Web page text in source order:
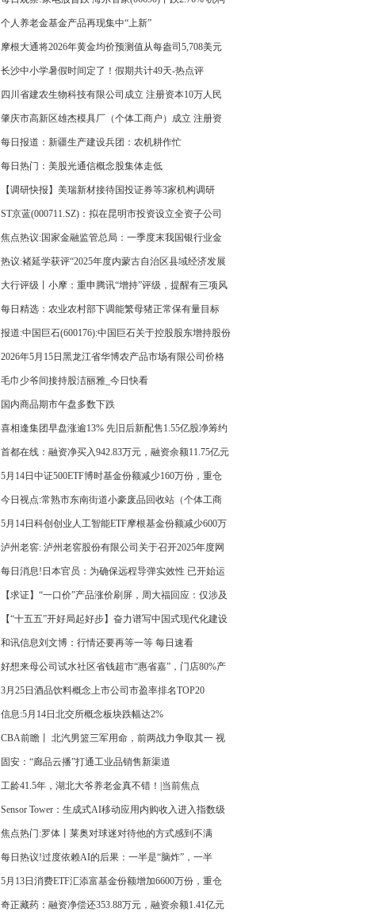
指主要家电品类4月线上销售持续承压
个人养老金基金产品再现集中“上新”
摩根大通将2026年黄金均价预测值从每盎司5,708美元
下调至5,243美元 今亮点
长沙中小学暑假时间定了！假期共计49天-热点评
四川省建农生物科技有限公司成立 注册资本10万人民
币|每日关注
肇庆市高新区雄杰模具厂（个体工商户）成立 注册资
本6万人民币
每日报道：新疆生产建设兵团：农机耕作忙
每日热门：美股光通信概念股集体走低
【调研快报】美瑞新材接待国投证券等3家机构调研
ST京蓝(000711.SZ)：拟在昆明市投资设立全资子公司
焦点热议:国家金融监管总局：一季度末我国银行业金
融机构本外币资产总额494.7万亿元 同比增长8%
热议:褚延学获评“2025年度内蒙古自治区县域经济发展
先进个人”
大行评级丨小摩：重申腾讯“增持”评级，提醒有三项风
险值得留意 观察
每日精选：农业农村部下调能繁母猪正常保有量目标
报道:中国巨石(600176):中国巨石关于控股股东增持股份
结果
2026年5月15日黑龙江省华博农产品市场有限公司价格
行情
毛巾少爷间接持股洁丽雅_今日快看
国内商品期市午盘多数下跌
喜相逢集团早盘涨逾13% 先旧后新配售1.55亿股净筹约
1.26亿港元
首都在线：融资净买入942.83万元，融资余额11.75亿元
5月14日中证500ETF博时基金份额减少160万份，重仓
股亨通光电、赤峰黄金、佰维存储 速递
今日视点:常熟市东南街道小豪废品回收站（个体工商
户）成立 注册资本1万人民币
5月14日科创创业人工智能ETF摩根基金份额减少600万
份，重仓股新易盛、澜起科技、中际旭创 每日短讯
泸州老窖: 泸州老窖股份有限公司关于召开2025年度网
上业绩说明会的公告|焦点快播
每日消息!日本官员：为确保远程导弹实效性 已开始运
行“卫星星座”
【求证】“一口价”产品涨价刷屏，周大福回应：仅涉及
极小部分产品 今日热议
【“十五五”开好局起好步】奋力谱写中国式现代化建设
四川新篇章 接续奋斗 开创云南发展新局​面
和讯信息刘文博：行情还要再等一等 每日速看
好想来母公司试水社区省钱超市“惠省嘉”，门店80%产
品为自有品牌-最新资讯
3月25日酒品饮料概念上市公司市盈率排名TOP20
信息:5月14日北交所概念板块跌幅达2%
CBA前瞻丨 北汽男篮三军用命，前两战力争取其一 视
点
固安：“廊品云播”打通工业品销售新渠道
工龄41.5年，湖北大爷养老金真不错！|当前焦点
Sensor Tower：生成式AI移动应用内购收入进入指数级
爆发通道 新消息
焦点热门:罗体丨莱奥对球迷对待他的方式感到不满
每日热议!过度依赖AI的后果：一半是“脑炸”，一半
是“工作泔水”
5月13日消费ETF汇添富基金份额增加6600万份，重仓
股贵州茅台、伊利股份、五粮液-当前信息
奇正藏药：融资净偿还353.88万元，融资余额1.41亿元